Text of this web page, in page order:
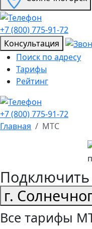
+7 (800) 775-91-72
Консультация
Поиск по адресу
Тарифы
Рейтинг
+7 (800) 775-91-72
Главная
МТС
г.
Все тарифы